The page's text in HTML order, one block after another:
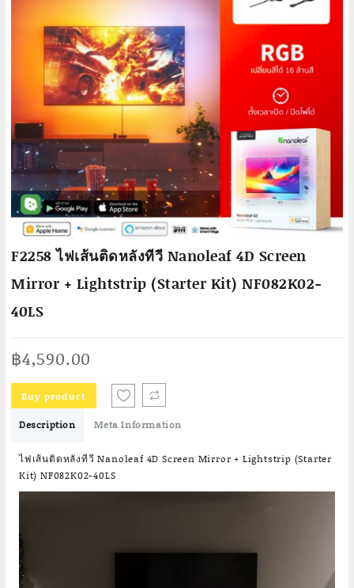
F2258 ไฟเส้นติดหลังทีวี Nanoleaf 4D Screen
Mirror + Lightstrip (Starter Kit) NF082K02-
40LS
฿4,590.00
Buy product
Description Meta Information
ไฟเส้นติดหลังทีวี Nanoleaf 4D Screen Mirror + Lightstrip (Starter
Kit) NF082K02-40LS